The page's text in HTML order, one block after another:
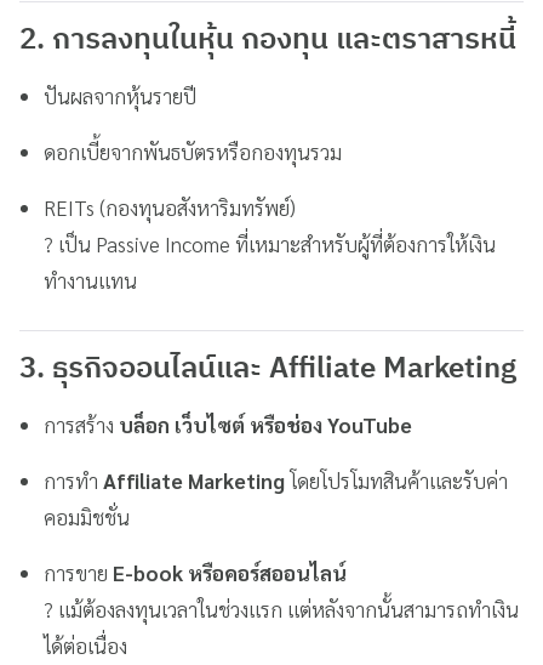
2. การลงทุนในหุ้น กองทุน และตราสารหนี้
ปันผลจากหุ้นรายปี
ดอกเบี้ยจากพันธบัตรหรือกองทุนรวม
REITs (กองทุนอสังหาริมทรัพย์)
? เป็น Passive Income ที่เหมาะสำหรับผู้ที่ต้องการให้เงิน
ทำงานแทน
3. ธุรกิจออนไลน์และ Affiliate Marketing
การสร้าง บล็อก เว็บไซต์ หรือช่อง YouTube
การทำAffiliate Marketingโดยโปรโมทสินค้าและรับค่า
คอมมิชชั่น
การขาย E-book หรือคอร์สออนไลน์
? แม้ต้องลงทุนเวลาในช่วงแรก แต่หลังจากนั้นสามารถทำเงิน
ได้ต่อเนื่อง